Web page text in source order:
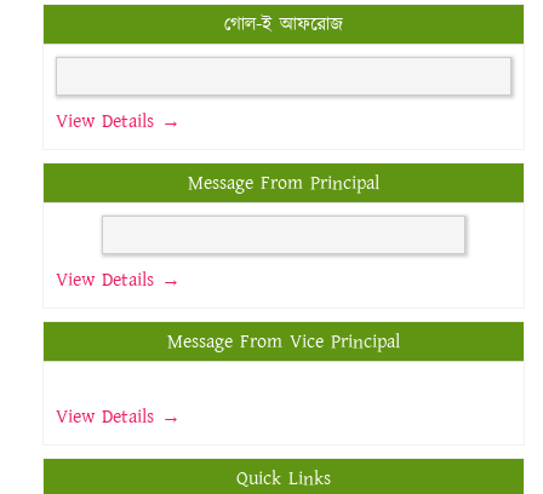
গোল-ই আফরোজ
View Details →
Message From Principal
View Details →
Message From Vice Principal
View Details →
Quick Links